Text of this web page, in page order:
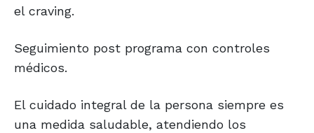
el craving.
Seguimiento post programa con controles
médicos.
El cuidado integral de la persona siempre es
una medida saludable, atendiendo los